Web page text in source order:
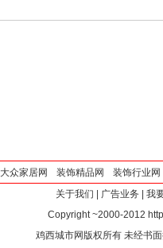
大众家居网 装饰精品网 装饰行业网
关于我们
广告业务 我
Copyright ~2000-2012
鸡西城市网版权所有 未经书